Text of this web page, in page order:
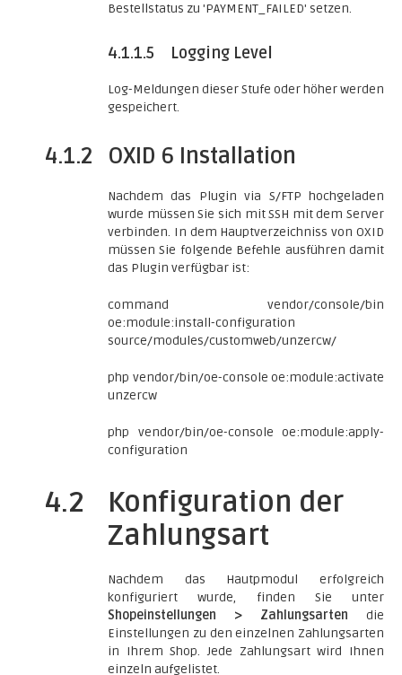
Bestellstatus zu 'PAYMENT_FAILED' setzen.
4.1.1.5 Logging Level
Log-Meldungen dieser Stufe oder höher werden
gespeichert.
4.1.2 OXID 6 Installation
Nachdem das Plugin via S/FTP hochgeladen
wurde müssen Sie sich mit SSH mit dem Server
verbinden. In dem Hauptverzeichniss von OXID
müssen Sie folgende Befehle ausführen damit
das Plugin verfügbar ist:
command vendor/console/bin
oe:module:install-configuration
source/modules/customweb/unzercw/
php vendor/bin/oe-console oe:module:activate
unzercw
php vendor/bin/oe-console oe:module:apply-
configuration
4.2
Konfiguration der
Zahlungsart
Nachdem das Hautpmodul erfolgreich
konfiguriert wurde, finden Sie unter
Shopeinstellungen > Zahlungsarten die
Einstellungen zu den einzelnen Zahlungsarten
in Ihrem Shop. Jede Zahlungsart wird Ihnen
einzeln aufgelistet.